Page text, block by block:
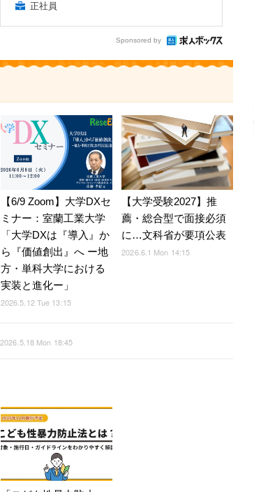
正社員
Sponsored by
【6/9 Zoom】大学DXセ
ミナー：室蘭工業大学
「大学DXは『導入』か
ら『価値創出』へ ー地
方・単科大学における
実装と進化ー」
2026.5.12 Tue 13:15
【大学受験2027】推
薦・総合型で面接必須
に…文科省が要項公表
2026.6.1 Mon 14:15
2026.5.18 Mon 18:45